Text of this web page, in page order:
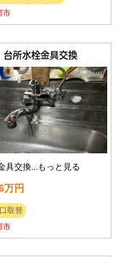
市
所水栓金具交換
具交換... もっと見る
万円
取替
市